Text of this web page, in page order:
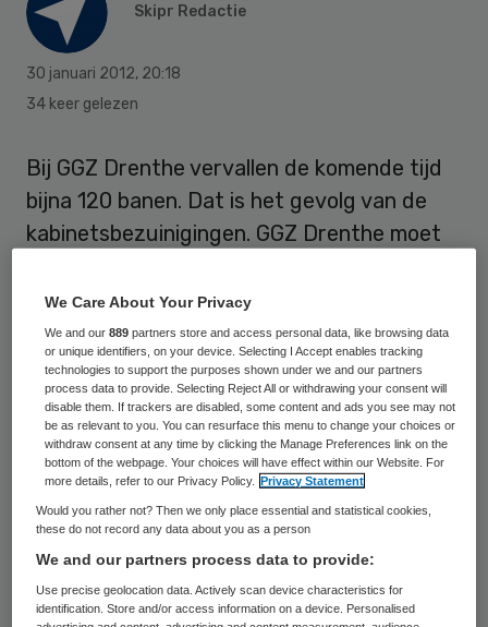
Skipr Redactie
30 januari 2012, 20:18
34 keer gelezen
Bij GGZ Drenthe vervallen de komende tijd
bijna 120 banen. Dat is het gevolg van de
kabinetsbezuinigingen. GGZ Drenthe moet
maakte de organisatie maandag bekend.
Minder hulpvragen
Door de invoering van de eigen bijdrage
voor behandeling en verblijf verwacht de
GGZ minder hulpvragen. Ook speelt een rol
dat aanpassingsstoornissen niet langer deel
uitmaken van de basis
ziektekostenverzekering. Dit zijn problemen
die ontstaan als gevolg van ingrijpende
We Care About Your Privacy
We and our889 partners store and access personal data, like browsing data
or unique identifiers, on your device. Selecting I Accept enables tracking
technologies to support the purposes shown under we and our partners
process data to provide. Selecting Reject All or withdrawing your consent will
disable them. If trackers are disabled, some content and ads you see may not
be as relevant to you. You can resurface this menu to change your choices or
withdraw consent at any time by clicking the Manage Preferences link on the
bottom of the webpage. Your choices will have effect within our Website. For
more details, refer to our Privacy Policy.
Privacy Statement
Would you rather not? Then we only place essential and statistical cookies,
these do not record any data about you as a person
We and our partners process data to provide:
Use precise geolocation data. Actively scan device characteristics for
identification. Store and/or access information on a device. Personalised